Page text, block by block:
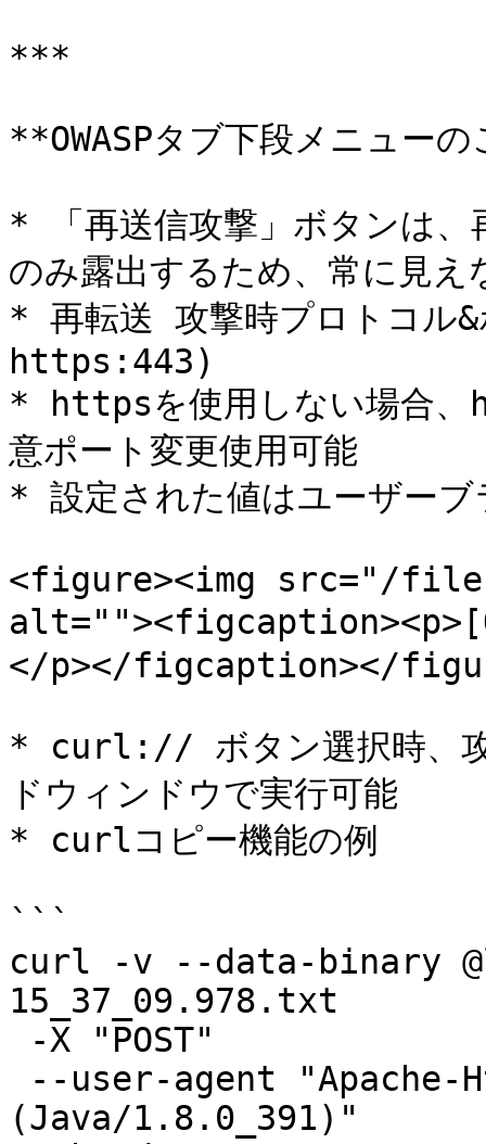
***
**OWASPタブ下段メニュー
* 「再送信攻撃」ボタンは、
のみ露出するため、常に見え
* 再転送 攻撃時プロトコル
https:443)
* httpsを使用しない場合、
意ポート変更使用可能
* 設定された値はユーザーブ
<figure><img src="/files/
</p></figcaption></
* curl:// ボタン選択時、攻
ドウィンドウで実行可能
* curlコピー機能の例
```
curl -v --data-binary
15_37_09.978.txt
(Java/1.8.0_391)"